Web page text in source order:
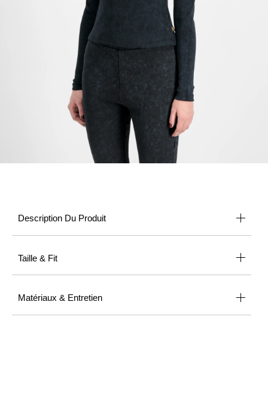
Description Du Produit
Taille & Fit
Matériaux & Entretien